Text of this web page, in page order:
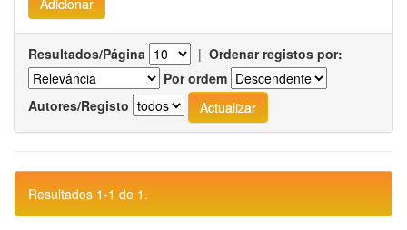
Resultados/Página | Ordenar registos por:
Por ordem
Autores/Registo
Resultados 1-1 de 1.